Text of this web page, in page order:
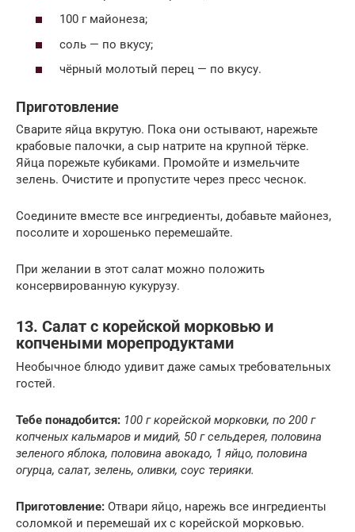
100 г майонеза;
соль — по вкусу;
чёрный молотый перец — по вкусу.
Приготовление
Сварите яйца вкрутую. Пока они остывают, нарежьте
крабовые палочки, а сыр натрите на крупной тёрке.
Яйца порежьте кубиками. Промойте и измельчите
зелень. Очистите и пропустите через пресс чеснок.
Соедините вместе все ингредиенты, добавьте майонез,
посолите и хорошенько перемешайте.
При желании в этот салат можно положить
консервированную кукурузу.
13. Салат с корейской морковью и
копчеными морепродуктами
Необычное блюдо удивит даже самых требовательных
гостей.
Тебе понадобится: 100 г корейской морковки, по 200 г
копченых кальмаров и мидий, 50 г сельдерея, половина
зеленого яблока, половина авокадо, 1 яйцо, половина
огурца, салат, зелень, оливки, соус терияки.
Приготовление: Отвари яйцо, нарежь все ингредиенты
соломкой и перемешай их с корейской морковью.